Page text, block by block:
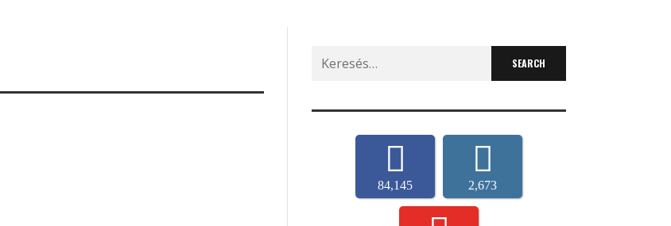
Search
for:
84,145 2,673